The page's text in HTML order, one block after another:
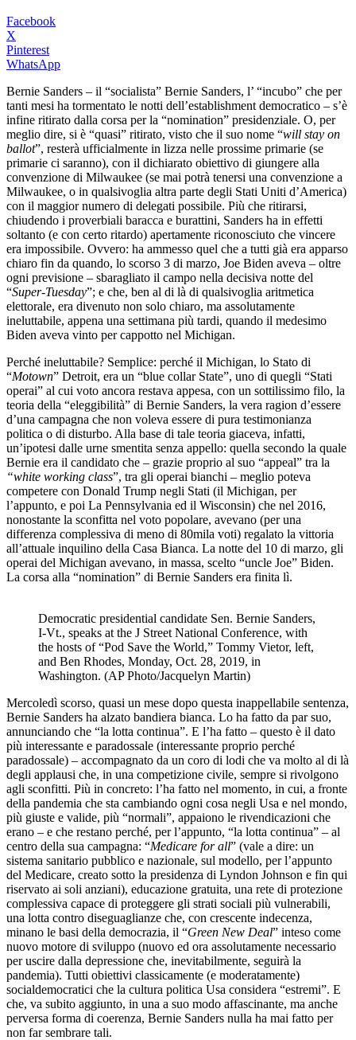
Facebook
X
Pinterest
WhatsApp
Bernie Sanders – il “socialista” Bernie Sanders, l’ “incubo” che per
tanti mesi ha tormentato le notti dell’establishment democratico – s’è
infine ritirato dalla corsa per la “nomination” presidenziale. O, per
meglio dire, si è “quasi” ritirato, visto che il suo nome “will stay on
ballot”, resterà ufficialmente in lizza nelle prossime primarie (se
primarie ci saranno), con il dichiarato obiettivo di giungere alla
convenzione di Milwaukee (se mai potrà tenersi una convenzione a
Milwaukee, o in qualsivoglia altra parte degli Stati Uniti d’America)
con il maggior numero di delegati possibile. Più che ritirarsi,
chiudendo i proverbiali baracca e burattini, Sanders ha in effetti
soltanto (e con certo ritardo) apertamente riconosciuto che vincere
era impossibile. Ovvero: ha ammesso quel che a tutti già era apparso
chiaro fin da quando, lo scorso 3 di marzo, Joe Biden aveva – oltre
ogni previsione – sbaragliato il campo nella decisiva notte del
“Super-Tuesday”; e che, ben al di là di qualsivoglia aritmetica
elettorale, era divenuto non solo chiaro, ma assolutamente
ineluttabile, appena una settimana più tardi, quando il medesimo
Biden aveva vinto per cappotto nel Michigan.
Perché ineluttabile? Semplice: perché il Michigan, lo Stato di
“Motown” Detroit, era un “blue collar State”, uno di quegli “Stati
operai” al cui voto ancora restava appesa, con un sottilissimo filo, la
teoria della “eleggibilità” di Bernie Sanders, la vera ragion d’essere
d’una campagna che non voleva essere di pura testimonianza
politica o di disturbo. Alla base di tale teoria giaceva, infatti,
un’ipotesi dalle urne smentita senza appello: quella secondo la quale
Bernie era il candidato che – grazie proprio al suo “appeal” tra la
“white working class”, tra gli operai bianchi – meglio poteva
competere con Donald Trump negli Stati (il Michigan, per
l’appunto, e poi La Pennsylvania ed il Wisconsin) che nel 2016,
nonostante la sconfitta nel voto popolare, avevano (per una
differenza complessiva di meno di 80mila voti) regalato la vittoria
all’attuale inquilino della Casa Bianca. La notte del 10 di marzo, gli
operai del Michigan avevano, in massa, scelto “uncle Joe” Biden.
La corsa alla “nomination” di Bernie Sanders era finita lì.
Democratic presidential candidate Sen. Bernie Sanders,
I-Vt., speaks at the J Street National Conference, with
the hosts of “Pod Save the World,” Tommy Vietor, left,
and Ben Rhodes, Monday, Oct. 28, 2019, in
Washington. (AP Photo/Jacquelyn Martin)
Mercoledì scorso, quasi un mese dopo questa inappellabile sentenza,
Bernie Sanders ha alzato bandiera bianca. Lo ha fatto da par suo,
annunciando che “la lotta continua”. E l’ha fatto – questo è il dato
più interessante e paradossale (interessante proprio perché
paradossale) – accompagnato da un coro di lodi che va molto al di là
degli applausi che, in una competizione civile, sempre si rivolgono
agli sconfitti. Più in concreto: l’ha fatto nel momento, in cui, a fronte
della pandemia che sta cambiando ogni cosa negli Usa e nel mondo,
più giuste e valide, più “normali”, appaiono le rivendicazioni che
erano – e che restano perché, per l’appunto, “la lotta continua” – al
centro della sua campagna: “Medicare for all” (vale a dire: un
sistema sanitario pubblico e nazionale, sul modello, per l’appunto
del Medicare, creato sotto la presidenza di Lyndon Johnson e fin qui
riservato ai soli anziani), educazione gratuita, una rete di protezione
complessiva capace di proteggere gli strati sociali più vulnerabili,
una lotta contro diseguaglianze che, con crescente indecenza,
minano le basi della democrazia, il “Green New Deal” inteso come
nuovo motore di sviluppo (nuovo ed ora assolutamente necessario
per uscire dalla depressione che, inevitabilmente, seguirà la
pandemia). Tutti obiettivi classicamente (e moderatamente)
socialdemocratici che la cultura politica Usa considera “estremi”. E
che, va subito aggiunto, in una a suo modo affascinante, ma anche
perversa forma di coerenza, Bernie Sanders nulla ha mai fatto per
non far sembrare tali.